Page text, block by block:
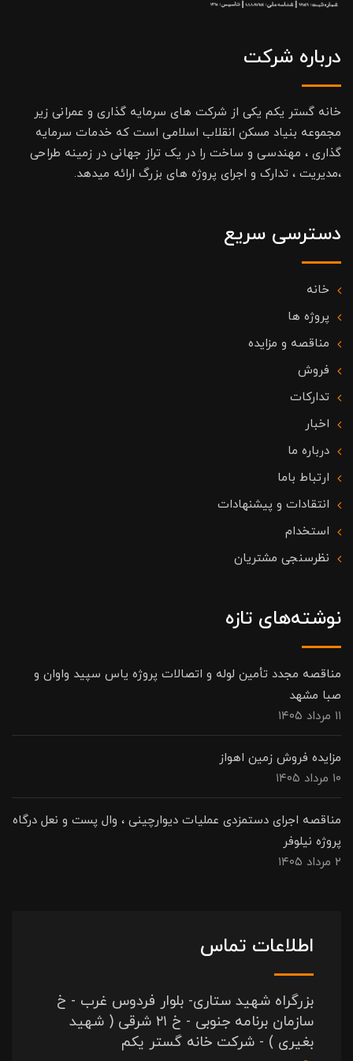
درباره شرکت
خانه گستر یکم یکی از شرکت های سرمایه گذاری و عمرانی زیر
مجموعه بنیاد مسکن انقلاب اسلامی است که خدمات سرمایه
گذاری ، مهندسی و ساخت را در یک تراز جهانی در زمینه طراحی
،مدیریت ، تدارک و اجرای پروژه های بزرگ ارائه میدهد.
دسترسی سریع
خانه
پروژه ها
مناقصه و مزایده
فروش
تدارکات
اخبار
درباره ما
ارتباط باما
انتقادات و پیشنهادات
استخدام
نظرسنجی مشتریان
نوشته‌های تازه
مناقصه مجدد تأمین لوله و اتصالات پروژه یاس سپید واوان و
صبا مشهد
۱۱ مرداد ۱۴۰۵
مزایده فروش زمین اهواز
۱۰ مرداد ۱۴۰۵
مناقصه اجرای دستمزدی عملیات دیوارچینی ، وال پست و نعل درگاه
پروژه نیلوفر
۲ مرداد ۱۴۰۵
اطلاعات تماس
بزرگراه شهید ستاری- بلوار فردوس غرب - خ
سازمان برنامه جنوبی - خ ۲۱ شرقی ( شهید
بغیری ) - شرکت خانه گستر یکم